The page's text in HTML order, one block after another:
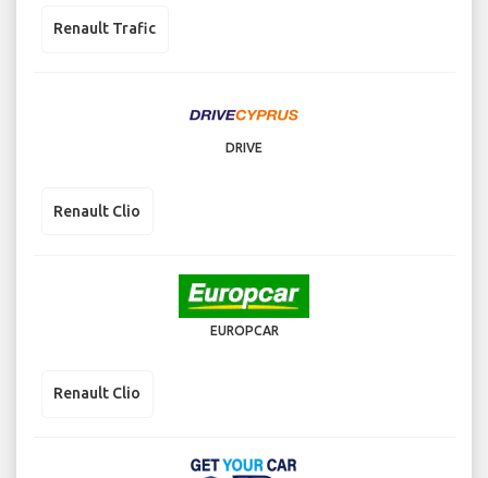
Renault Trafic
DRIVE
Renault Clio
EUROPCAR
Renault Clio